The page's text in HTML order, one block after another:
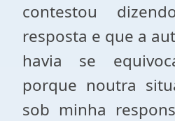
contestou
resposta e que a
havia se
porque noutra
sob minha